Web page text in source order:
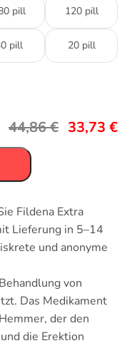
pill 120 pill
pill 20 pill
44,86€ 33,73 €
Fildena Extra
Lieferung in 5–14
und anonyme
von
Das Medikament
der den
die Erektion